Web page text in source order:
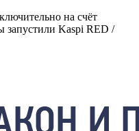
на счёт
запустили Kaspi RED /